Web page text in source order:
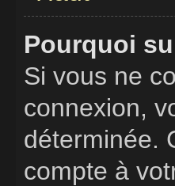
Pourquoi
Si vous ne
connexion,
déterminée.
compte à